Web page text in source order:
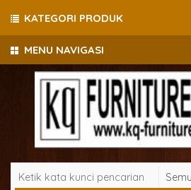
MENU NAVIGASI
KATEGORI PRODUK